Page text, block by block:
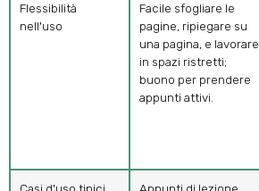
Flessibilità
nell'uso
Facile sfogliare le
pagine, ripiegare su
una pagina, e lavorare
in spazi ristretti;
buono per prendere
appunti attivi.